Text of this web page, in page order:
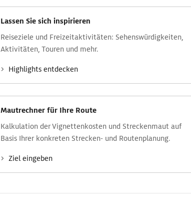
Lassen Sie sich inspirieren
Reise­ziele und Freizeit­aktivitäten: Sehens­würdig­keiten,
Aktivitäten, Touren und mehr.
Highlights entdecken
Mautrechner für Ihre Route
Kalkulation der Vignettenkosten und Streckenmaut auf
Basis Ihrer konkreten Strecken- und Routenplanung.
Ziel eingeben